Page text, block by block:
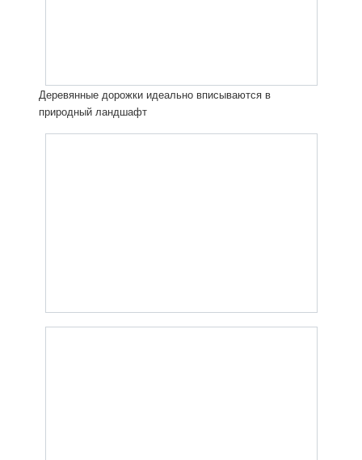
Деревянные дорожки идеально вписываются в
природный ландшафт